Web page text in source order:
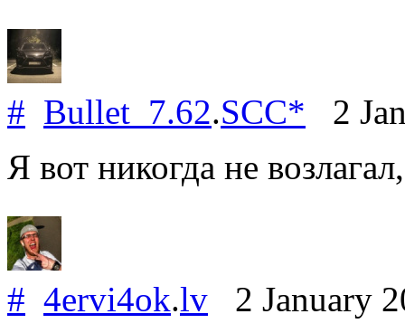
# Bullet_7.62.SCC* 2
Я вот никогда не
# 4ervi4ok.lv 2 January